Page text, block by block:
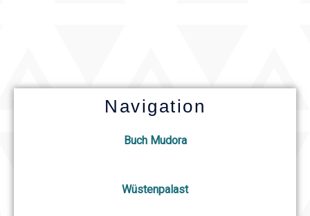
Navigation
Buch Mudora
Wüstenpalast